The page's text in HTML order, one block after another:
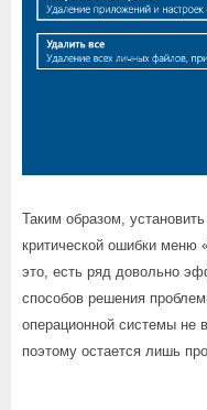
Таким образом,
критической ошибки меню
это, есть ряд довольно
способов решения
операционной системы не
поэтому остается лишь